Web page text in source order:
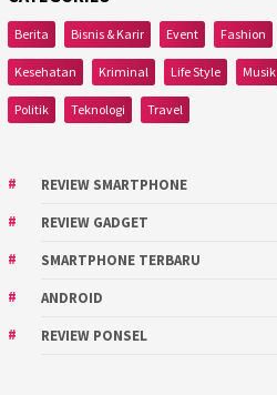
Berita Bisnis & Karir Event Fashion
Kesehatan Kriminal Life Style Musik
Politik Teknologi Travel
REVIEW SMARTPHONE
REVIEW GADGET
SMARTPHONE TERBARU
ANDROID
REVIEW PONSEL